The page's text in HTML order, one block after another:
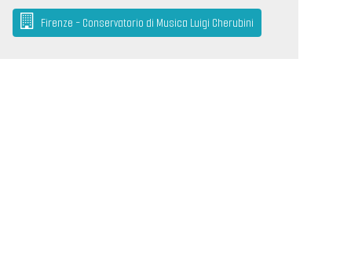
Firenze - Conservatorio di Musica Luigi Cherubini